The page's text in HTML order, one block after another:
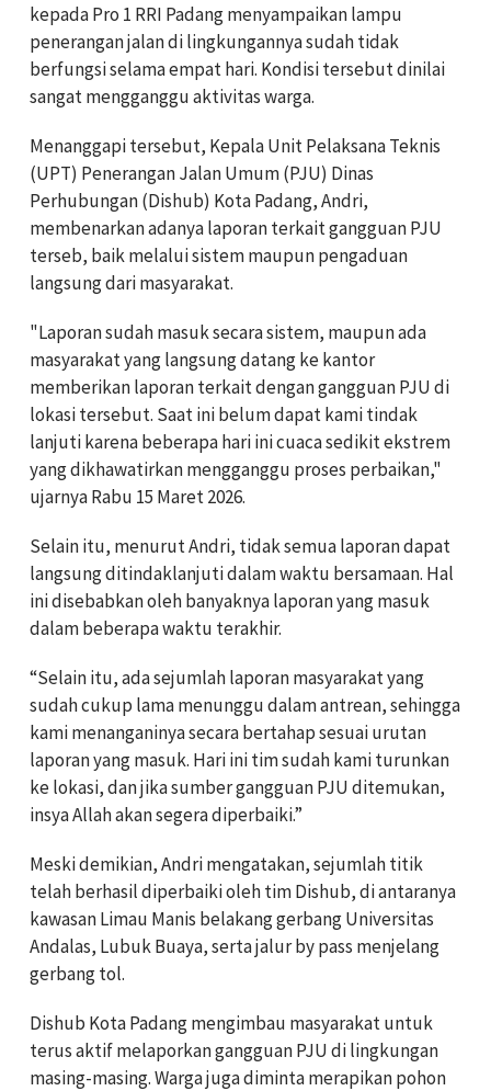
kepada Pro 1 RRI Padang menyampaikan lampu
penerangan jalan di lingkungannya sudah tidak
berfungsi selama empat hari. Kondisi tersebut dinilai
sangat mengganggu aktivitas warga.
Menanggapi tersebut, Kepala Unit Pelaksana Teknis
(UPT) Penerangan Jalan Umum (PJU) Dinas
Perhubungan (Dishub) Kota Padang, Andri,
membenarkan adanya laporan terkait gangguan PJU
terseb, baik melalui sistem maupun pengaduan
langsung dari masyarakat.
"Laporan sudah masuk secara sistem, maupun ada
masyarakat yang langsung datang ke kantor
memberikan laporan terkait dengan gangguan PJU di
lokasi tersebut. Saat ini belum dapat kami tindak
lanjuti karena beberapa hari ini cuaca sedikit ekstrem
yang dikhawatirkan mengganggu proses perbaikan,"
ujarnya Rabu 15 Maret 2026.
Selain itu, menurut Andri, tidak semua laporan dapat
langsung ditindaklanjuti dalam waktu bersamaan. Hal
ini disebabkan oleh banyaknya laporan yang masuk
dalam beberapa waktu terakhir.
“Selain itu, ada sejumlah laporan masyarakat yang
sudah cukup lama menunggu dalam antrean, sehingga
kami menanganinya secara bertahap sesuai urutan
laporan yang masuk. Hari ini tim sudah kami turunkan
ke lokasi, dan jika sumber gangguan PJU ditemukan,
insya Allah akan segera diperbaiki.”
Meski demikian, Andri mengatakan, sejumlah titik
telah berhasil diperbaiki oleh tim Dishub, di antaranya
kawasan Limau Manis belakang gerbang Universitas
Andalas, Lubuk Buaya, serta jalur by pass menjelang
gerbang tol.
Dishub Kota Padang mengimbau masyarakat untuk
terus aktif melaporkan gangguan PJU di lingkungan
masing-masing. Warga juga diminta merapikan pohon